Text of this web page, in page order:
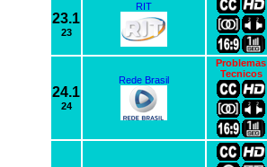
23.1
23
RIT
24.1
24
Rede Brasil
Problemas
Tecnicos